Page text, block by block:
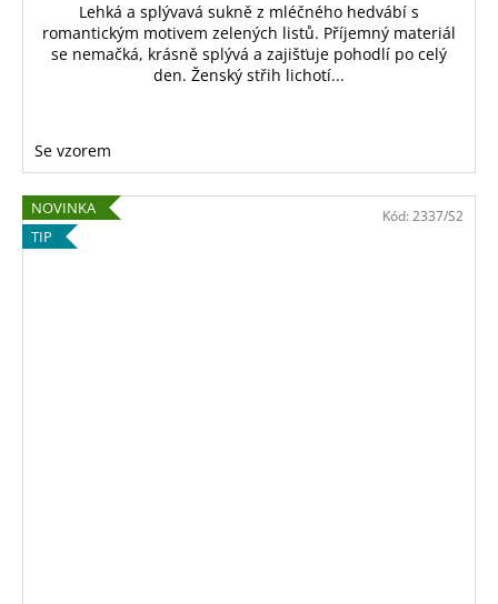
Lehká a splývavá sukně z mléčného hedvábí s
romantickým motivem zelených listů. Příjemný materiál
se nemačká, krásně splývá a zajišťuje pohodlí po celý
den. Ženský střih lichotí...
Se vzorem
NOVINKA
TIP
Kód: 2337/S2